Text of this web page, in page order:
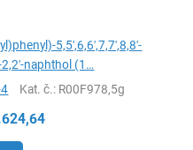
5,5',6,6',7,7',8,8'-
naphthol (1…
Kat. č.: R00F978,5g